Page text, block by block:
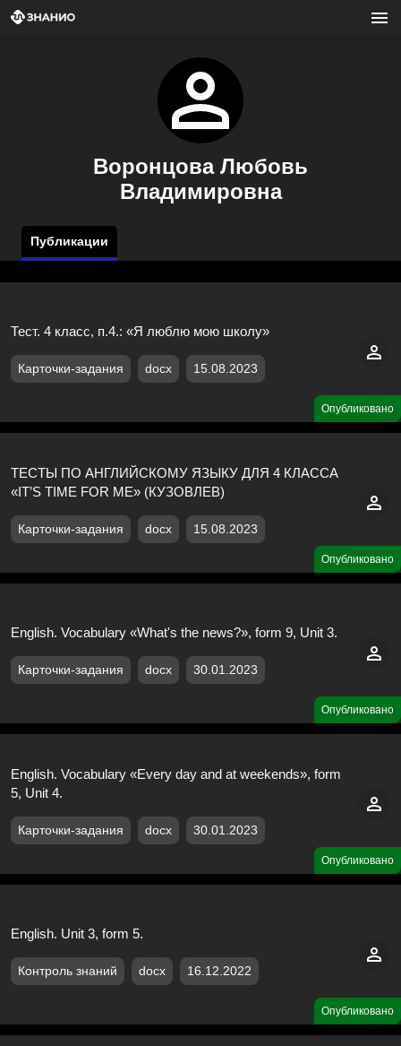
Воронцова Любовь
Владимировна
Публикации
Опубликовано
Тест. 4 класс, п.4.: «Я люблю мою школу»
Карточки-задания docx 15.08.2023
Опубликовано
ТЕСТЫ ПО АНГЛИЙСКОМУ ЯЗЫКУ ДЛЯ 4 КЛАССА
«IT’S TIME FOR ME» (КУЗОВЛЕВ)
Карточки-задания docx 15.08.2023
Опубликовано
English. Vocabulary «What's the news?», form 9, Unit 3.
Карточки-задания docx 30.01.2023
Опубликовано
English. Vocabulary «Every day and at weekends», form
5, Unit 4.
Карточки-задания docx 30.01.2023
Опубликовано
English. Unit 3, form 5.
Контроль знаний docx 16.12.2022